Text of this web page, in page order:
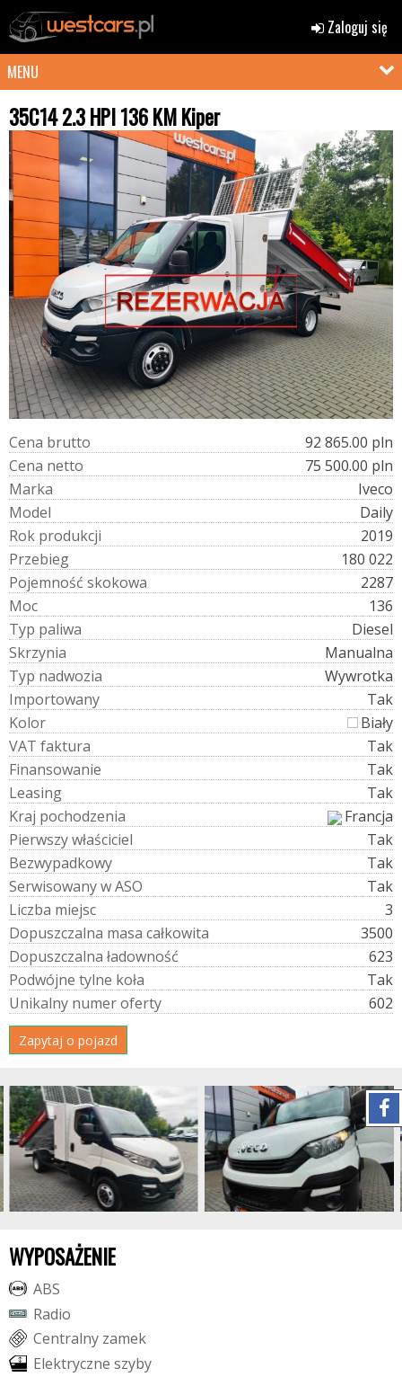
Zaloguj się
MENU
35C14 2.3 HPI 136 KM Kiper
Cena brutto
92 865.00 pln
Cena netto
75 500.00 pln
Marka
Iveco
Model
Daily
Rok produkcji
2019
Przebieg
180 022
Pojemność skokowa
2287
Moc
136
Typ paliwa
Diesel
Skrzynia
Manualna
Typ nadwozia
Wywrotka
Importowany
Tak
Kolor
Biały
VAT faktura
Tak
Finansowanie
Tak
Leasing
Tak
Kraj pochodzenia
Francja
Pierwszywłaściciel
Tak
Bezwypadkowy
Tak
SerwisowanywASO
Tak
Liczba miejsc
3
Dopuszczalna masa całkowita
3500
Dopuszczalna ładowność
623
Podwójne tylne koła
Tak
Unikalny numeroferty 602
Zapytaj o pojazd
WYPOSAŻENIE
ABS
Radio
Centralny zamek
Elektryczne szyby